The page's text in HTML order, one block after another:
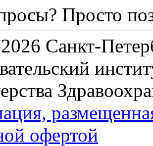
Просто
Санкт-
офертой